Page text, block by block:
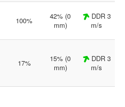
100%
42% (0
mm)
DDR 3
m/s
17%
15% (0
mm)
DDR 3
m/s